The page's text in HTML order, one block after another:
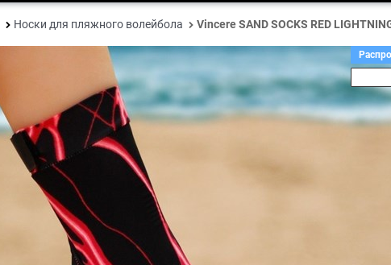
Носки для пляжного волейбола Vincere SAND SOCKS RED